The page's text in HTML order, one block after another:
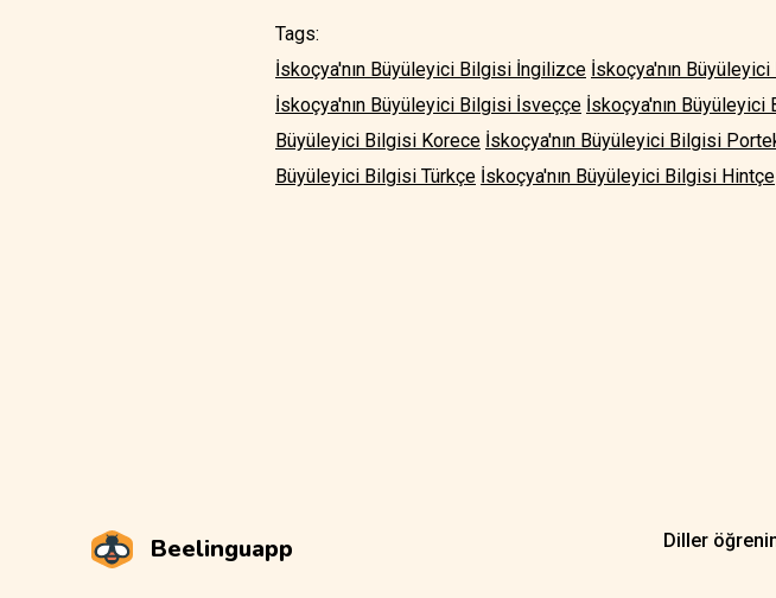
Tags:
İskoçya'nın Büyüleyici Bilgisi İngilizce İskoçya'nın
İskoçya'nın Büyüleyici Bilgisi İsveççe İskoçya'nın Büyüleyici
Büyüleyici Bilgisi Korece İskoçya'nın Büyüleyici Bilgisi
Büyüleyici Bilgisi Türkçe İskoçya'nın Büyüleyici Bilgisi Hintçe
Beelinguapp Diller